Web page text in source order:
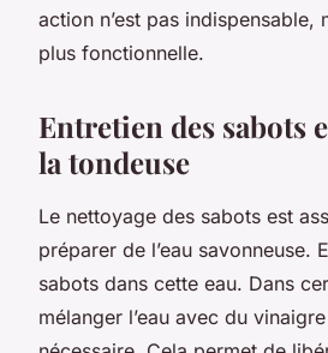
action n’est pas indispensable,
plus fonctionnelle.
Entretien des sabots
la tondeuse
Le nettoyage des sabots est
préparer de l’eau savonneuse.
sabots dans cette eau. Dans
mélanger l’eau avec du vinaigre